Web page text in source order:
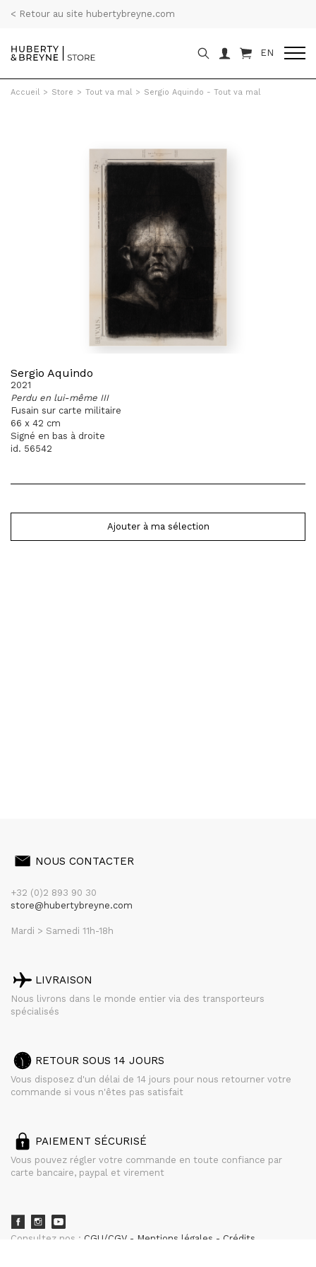
< Retour au site hubertybreyne.com
EN
Accueil > Store > Tout va mal > Sergio Aquindo - Tout va mal
Sergio Aquindo
2021
Perdu en lui-même III
Fusain sur carte militaire
66 x 42 cm
Signé en bas à droite
id. 56542
Ajouter à ma sélection
NOUS CONTACTER
+32 (0)2 893 90 30
store@hubertybreyne.com
Mardi > Samedi 11h-18h
LIVRAISON
Nous livrons dans le monde entier via des transporteurs
spécialisés
RETOUR SOUS 14 JOURS
Vous disposez d'un délai de 14 jours pour nous retourner votre
commande si vous n'êtes pas satisfait
PAIEMENT SÉCURISÉ
Vous pouvez régler votre commande en toute confiance par
carte bancaire, paypal et virement
Consultez nos : CGU/CGV Mentions légales
Crédits